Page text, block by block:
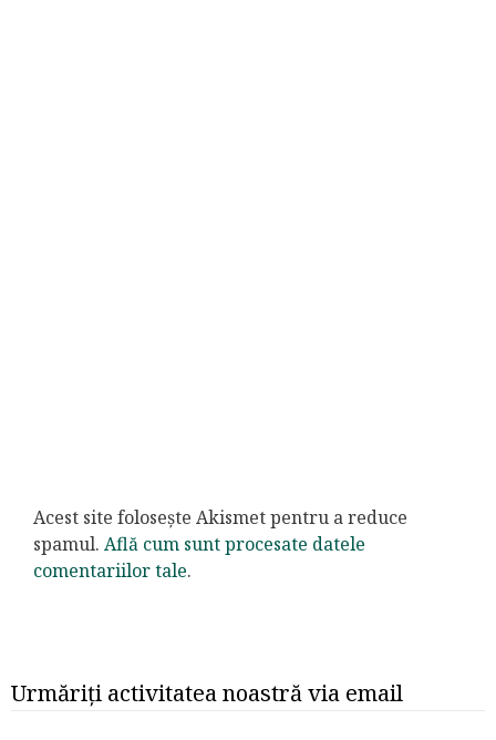
Acest site folosește Akismet pentru a reduce
spamul. Află cum sunt procesate datele
comentariilor tale.
Urmăriți activitatea noastră via email